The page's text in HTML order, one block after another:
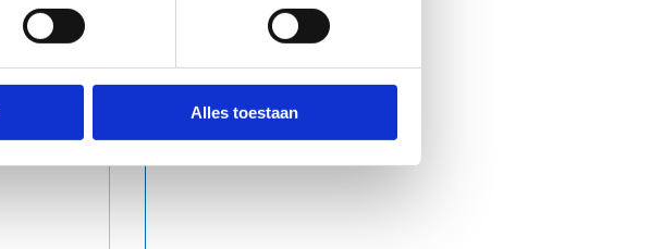
Alles toestaan